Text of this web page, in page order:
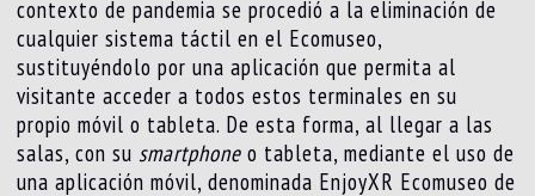
contexto de pandemia se procedió a la eliminación de
cualquier sistema táctil en el Ecomuseo,
sustituyéndolo por una aplicación que permita al
visitante acceder a todos estos terminales en su
propio móvil o tableta. De esta forma, al llegar a las
salas, con su smartphone o tableta, mediante el uso de
una aplicación móvil, denominada EnjoyXR Ecomuseo de